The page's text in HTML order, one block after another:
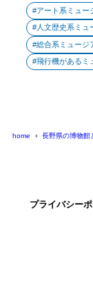
アート系ミュー
人文歴史系ミュ
総合系ミュージ
飛行機があるミ
home 長野県の博物館
プライバシー